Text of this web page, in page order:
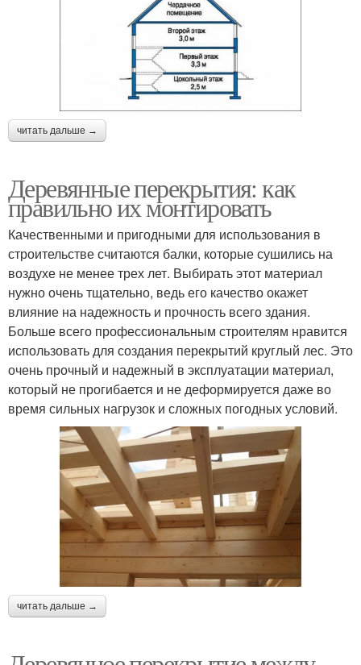
читать дальше →
Деревянные перекрытия: как
правильно их монтировать
Качественными и пригодными для использования в
строительстве считаются балки, которые сушились на
воздухе не менее трех лет. Выбирать этот материал
нужно очень тщательно, ведь его качество окажет
влияние на надежность и прочность всего здания.
Больше всего профессиональным строителям нравится
использовать для создания перекрытий круглый лес. Это
очень прочный и надежный в эксплуатации материал,
который не прогибается и не деформируется даже во
время сильных нагрузок и сложных погодных условий.
читать дальше →